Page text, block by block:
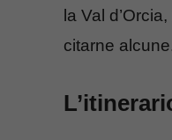
la Val
citarne